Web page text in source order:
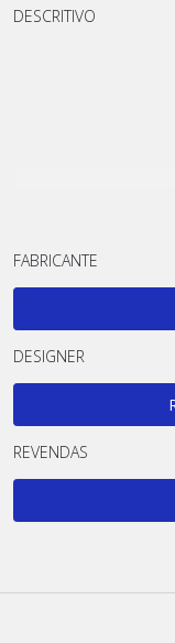
DESCRITIVO
FABRICANTE
DESIGNER
REVENDAS